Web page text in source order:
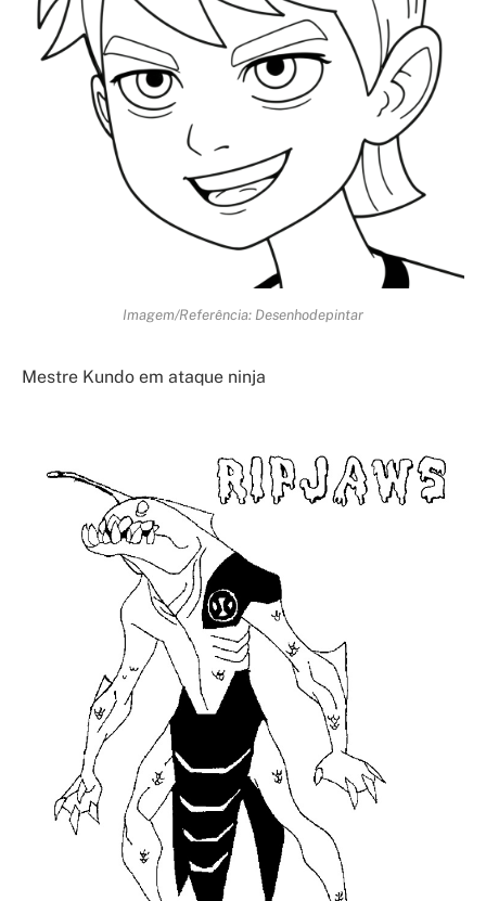
Imagem/Referência: Desenhodepintar
Mestre Kundo em ataque ninja